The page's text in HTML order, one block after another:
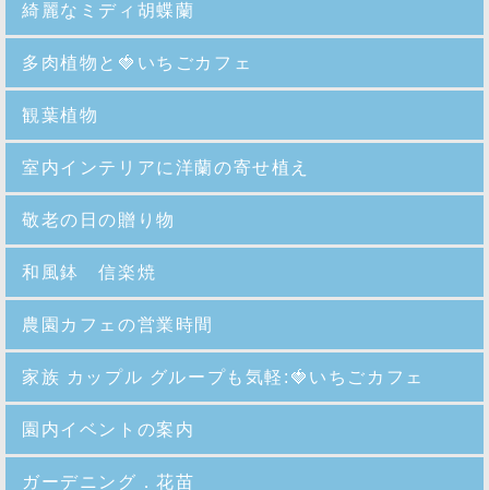
綺麗なミディ胡蝶蘭
多肉植物と🍓いちごカフェ
観葉植物
室内インテリアに洋蘭の寄せ植え
敬老の日の贈り物
和風鉢 信楽焼
農園カフェの営業時間
家族 カップル グループも気軽:🍓いちごカフェ
園内イベントの案内
ガーデニング．花苗